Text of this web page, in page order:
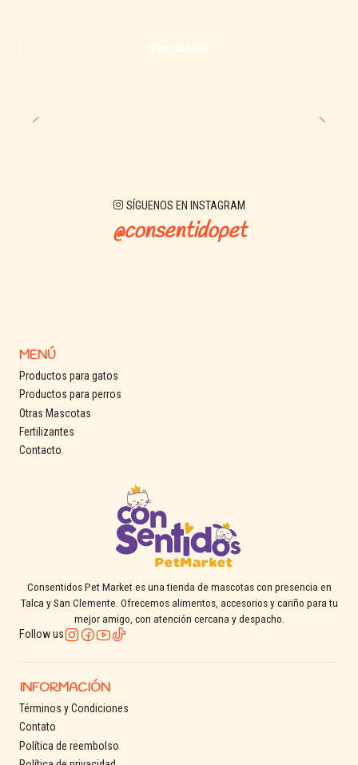
See details
SÍGUENOS EN INSTAGRAM
@consentidopet
MENÚ
Productos para gatos
Productos para perros
Otras Mascotas
Fertilizantes
Contacto
Consentidos Pet Market es una tienda de mascotas con presencia en
Talca y San Clemente. Ofrecemos alimentos, accesorios y cariño para tu
mejor amigo, con atención cercana y despacho.
Follow us
INFORMACIÓN
Términos y Condiciones
Contato
Política de reembolso